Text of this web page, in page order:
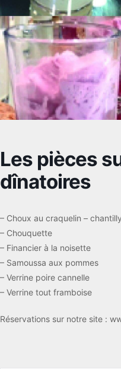
Les pièces
dînatoires
– Choux au craquelin – chantilly
– Chouquette
– Financier à la noisette
– Samoussa aux pommes
– Verrine poire cannelle
– Verrine tout framboise
Réservations sur notre site :